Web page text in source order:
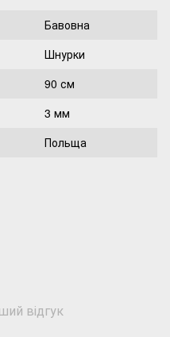
Бавовна
Шнурки
90 см
3 мм
Польща
відгук